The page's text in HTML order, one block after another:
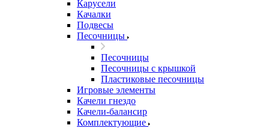
Карусели
Качалки
Подвесы
Песочницы
Песочницы
Песочницы с крышкой
Пластиковые песочницы
Игровые элементы
Качели гнездо
Качели-балансир
Комплектующие